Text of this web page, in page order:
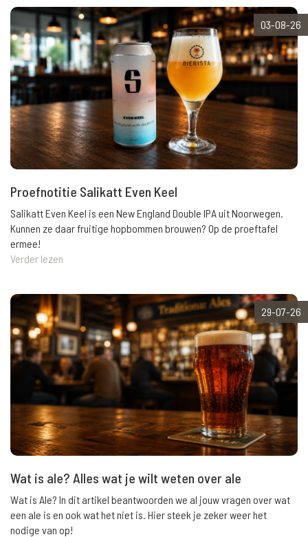
03-08-26
Proefnotitie Salikatt Even Keel
Salikatt Even Keel is een New England Double IPA uit Noorwegen.
Kunnen ze daar fruitige hopbommen brouwen? Op de proeftafel
ermee!
Verder lezen
29-07-26
Wat is ale? Alles wat je wilt weten over ale
Wat is Ale? In dit artikel beantwoorden we al jouw vragen over wat
een ale is en ook wat het niet is. Hier steek je zeker weer het
nodige van op!